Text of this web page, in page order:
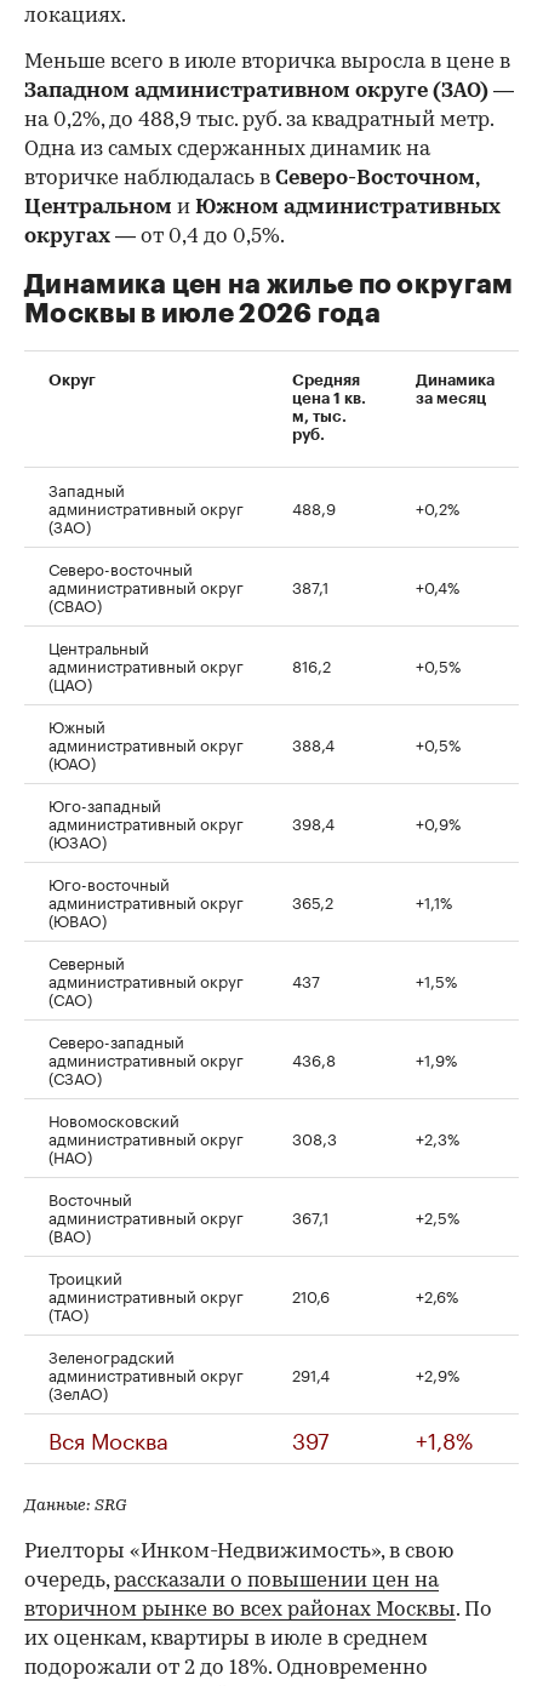
локациях.
Меньше всего в июле вторичка выросла в цене в
Западном административном округе (ЗАО) —
на 0,2%, до 488,9 тыс. руб. за квадратный метр.
Одна из самых сдержанных динамик на
вторичке наблюдалась в Северо-Восточном,
Центральном и Южном административных
округах — от 0,4 до 0,5%.
Динамика цен на жилье по округам
Москвы в июле 2026 года
Округ
Средняя
цена 1 кв.
м, тыс.
руб.
Динамика
за месяц
Западный
административный округ
(ЗАО)
488,9 +0,2%
Северо-восточный
административный округ
(СВАО)
387,1 +0,4%
Центральный
административный округ
(ЦАО)
816,2 +0,5%
Южный
административный округ
(ЮАО)
388,4 +0,5%
Юго-западный
административный округ
(ЮЗАО)
398,4 +0,9%
Юго-восточный
административный округ
(ЮВАО)
365,2 +1,1%
Северный
административный округ
(САО)
437 +1,5%
Северо-западный
административный округ
(СЗАО)
436,8 +1,9%
Новомосковский
административный округ
(НАО)
308,3 +2,3%
Восточный
административный округ
(ВАО)
367,1 +2,5%
Троицкий
административный округ
(ТАО)
210,6 +2,6%
Зеленоградский
административный округ
(ЗелАО)
291,4 +2,9%
Вся Москва 397 +1,8%
Данные: SRG
Риелторы «Инком-Недвижимость», в свою
очередь,рассказали о повышении цен на
вторичном рынке во всех районах Москвы. По
их оценкам, квартиры в июле в среднем
подорожали от 2 до 18%. Одновременно